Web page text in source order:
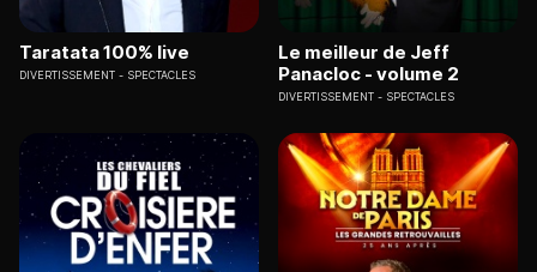
Taratata 100% live
DIVERTISSEMENT SPECTACLES
Le meilleur de Jeff
Panacloc - volume 2
DIVERTISSEMENT SPECTACLES